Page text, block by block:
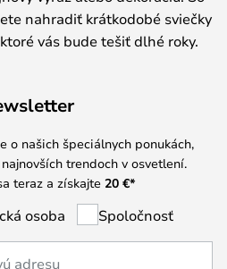
nahradiť krátkodobé sviečky
vás bude tešiť dlhé roky.
o našich špeciálnych ponukách,
trendoch v osvetlení.
teraz a získajte 20 €*
osoba Spoločnosť